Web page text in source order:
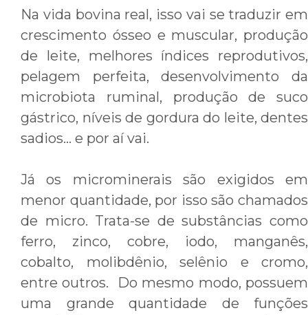
Na vida bovina real, isso vai se traduzir em
crescimento ósseo e muscular, produção
de leite, melhores índices reprodutivos,
pelagem perfeita, desenvolvimento da
microbiota ruminal, produção de suco
gástrico, níveis de gordura do leite, dentes
sadios… e por aí vai.
Já os microminerais são exigidos em
menor quantidade, por isso são chamados
de micro. Trata-se de substâncias como
ferro, zinco, cobre, iodo, manganês,
cobalto, molibdênio, selênio e cromo,
entre outros. Do mesmo modo, possuem
uma grande quantidade de funções